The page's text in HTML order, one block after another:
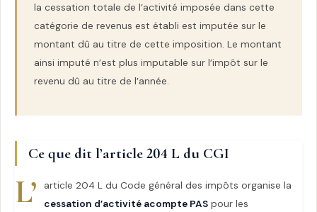
la cessation totale de l’activité imposée dans cette
catégorie de revenus est établi est imputée sur le
montant dû au titre de cette imposition. Le montant
ainsi imputé n’est plus imputable sur l’impôt sur le
revenu dû au titre de l’année.
Ce que dit l’article 204 L du CGI
L’
article 204 L du Code général des impôts organise la
cessation d’activité acompte PAS pour les